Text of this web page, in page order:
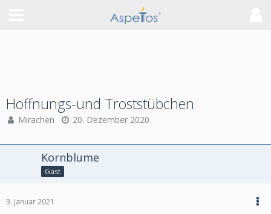
Hoffnungs-und Troststübchen
Mirachen 20. Dezember 2020
Kornblume
Gast
3. Januar 2021